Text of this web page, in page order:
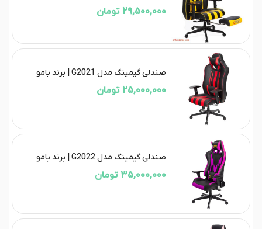
29,500,000 تومان
صندلی گیمینگ مدل G2021 | برند بامو
25,000,000 تومان
صندلی گیمینگ مدل G2022 | برند بامو
35,000,000 تومان